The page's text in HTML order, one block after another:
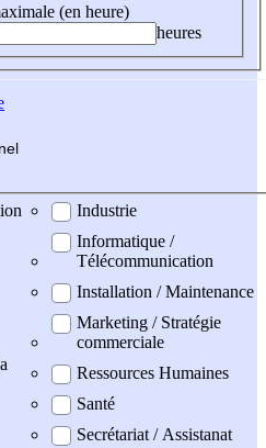
(en heure)
heures
Industrie
Informatique /
Télécommunication
Installation / Maintenance
Marketing / Stratégie
commerciale
Ressources Humaines
Santé
Secrétariat / Assistanat